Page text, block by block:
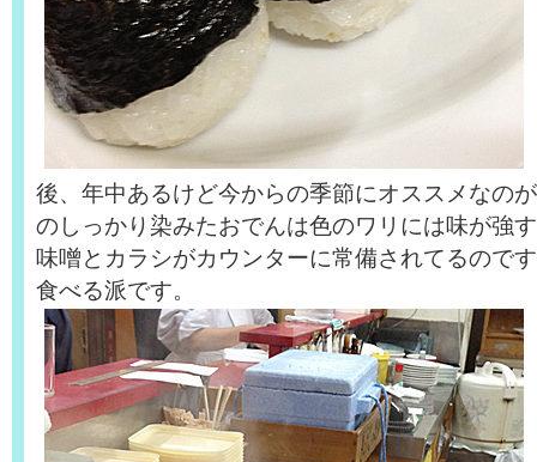
後、年中あるけど今からの季節にオススメなの
のしっかり染みたおでんは色のワリには味が強
味噌とカラシがカウンターに常備されてるので
食べる派です。